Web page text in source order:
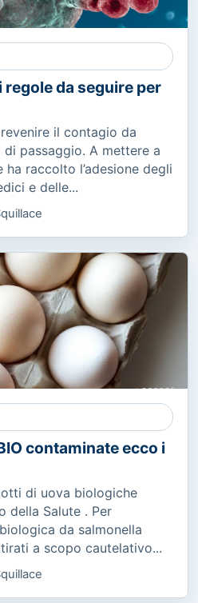
da seguire per
il contagio da
passaggio. A mettere a
raccolto l’adesione degli
e delle...
contaminate ecco i
di uova biologiche
della Salute . Per
da salmonella
a scopo cautelativo...